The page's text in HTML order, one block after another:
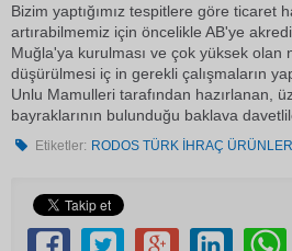
Bizim yaptığımız tespitlere göre ticaret
artırabilmemiz için öncelikle AB'ye
Muğla'ya kurulması ve çok yüksek olan
düşürülmesi iç in gerekli çalışmaların
Unlu Mamulleri tarafından hazırlanan,
bayraklarının bulunduğu baklava
Etiketler: RODOS TÜRK İHRAÇ